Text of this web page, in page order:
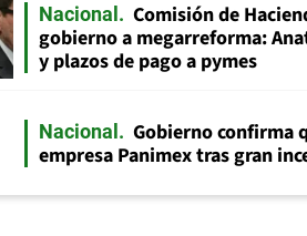
Nacional
Comisión de
gobierno a megarreforma:
y plazos de pago a pymes
Nacional
Gobierno confirma
empresa Panimex tras gran